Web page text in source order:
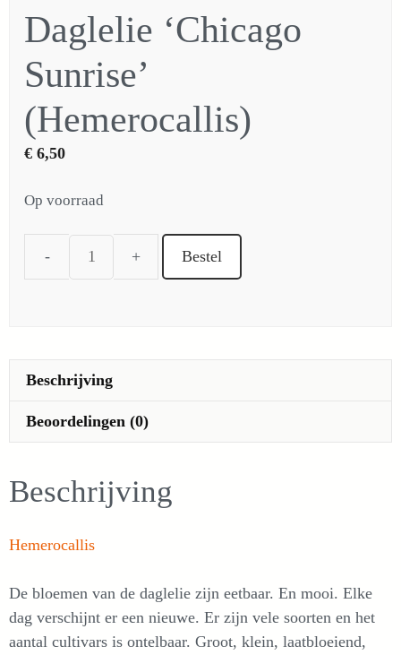
Daglelie ‘Chicago
Sunrise’
(Hemerocallis)
€ 6,50
Op voorraad
Daglelie
aantal
Bestel
Beschrijving
Beoordelingen (0)
Beschrijving
Hemerocallis
De bloemen van de daglelie zijn eetbaar. En mooi. Elke
dag verschijnt er een nieuwe. Er zijn vele soorten en het
aantal cultivars is ontelbaar. Groot, klein, laatbloeiend,